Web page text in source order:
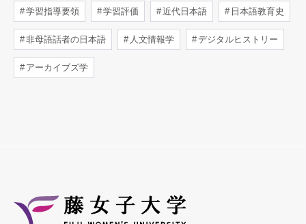
学習指導要領 学習評価 近代日本語 日本語教育史
非母語話者の日本語 人文情報学 デジタルヒストリー
アーカイブズ学